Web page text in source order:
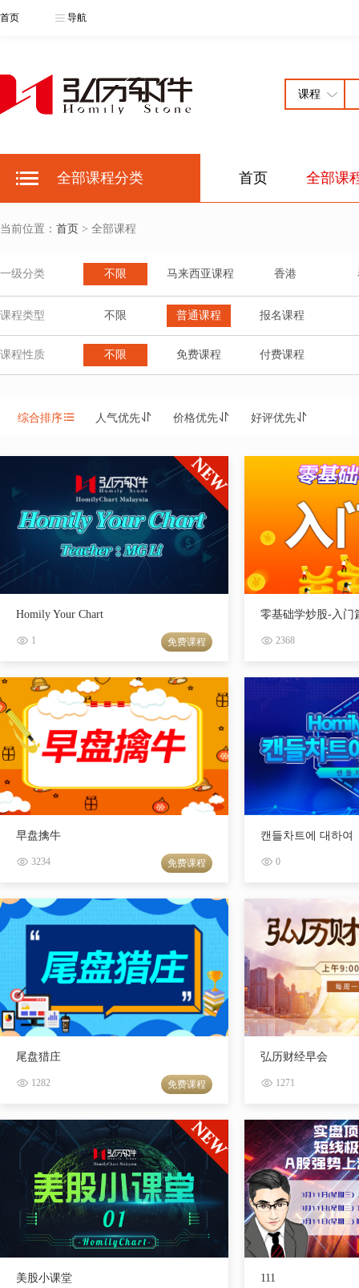
首页 导航
全部课程分类 首页 全部课
当前位置： 首页 > 全部课程
一级分类 不限 马来西亚课程 香港
课程类型 不限 普通课程 报名课程
课程性质 不限 免费课程 付费课程
综合排序 人气优先 价格优先 好评优先
Homily Your Chart
1 免费课程
零基础学炒股-入门
2368
早盘擒牛
3234 免费课程
캔들차트에 대하여
0
尾盘猎庄
1282 免费课程
弘历财经早会
1271
美股小课堂 111